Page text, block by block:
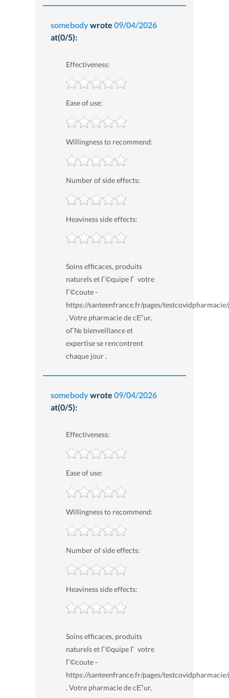
somebodywrote 09/04/2026
at(0/5):
Effectiveness:
Ease of use:
Willingness to recommend:
Number of side effects:
Heaviness side effects:
Soins efficaces, produits
naturels et Г©quipe Г votre
Г©coute -
https://santeenfrance.fr/pages/
, Votre pharmacie de cЕ“ur,
oГ№ bienveillance et
expertise se rencontrent
chaque jour .
somebodywrote 09/04/2026
at(0/5):
Effectiveness:
Ease of use:
Willingness to recommend:
Number of side effects:
Heaviness side effects:
Soins efficaces, produits
naturels et Г©quipe Г votre
Г©coute -
https://santeenfrance.fr/pages/
, Votre pharmacie de cЕ“ur,